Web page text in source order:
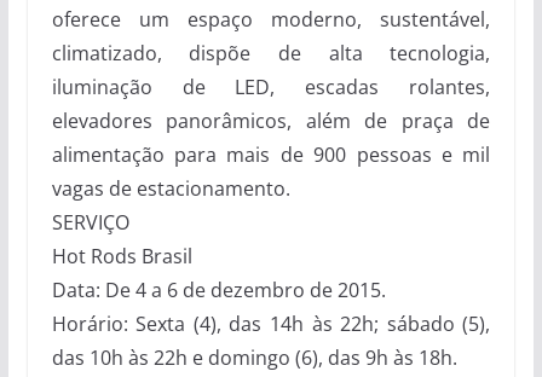
oferece um espaço moderno, sustentável,
climatizado, dispõe de alta tecnologia,
iluminação de LED, escadas rolantes,
elevadores panorâmicos, além de praça de
alimentação para mais de 900 pessoas e mil
vagas de estacionamento.
SERVIÇO
Hot Rods Brasil
Data: De 4 a 6 de dezembro de 2015.
Horário: Sexta (4), das 14h às 22h; sábado (5),
das 10h às 22h e domingo (6), das 9h às 18h.